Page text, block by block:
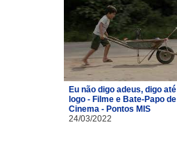
Eu não digo adeus, digo até
logo - Filme e Bate-Papo de
Cinema - Pontos MIS
24/03/2022